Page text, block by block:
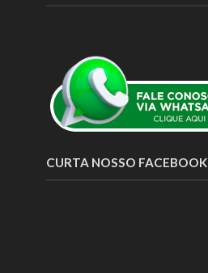
CURTA NOSSO FACEBOOK